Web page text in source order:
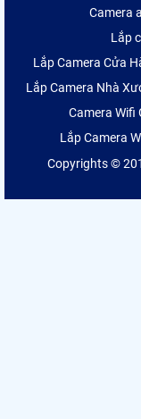
Camera
Lắp
Lắp Camera Cửa
Lắp Camera Nhà
Camera Wifi
Lắp Camera
Copyrights ©